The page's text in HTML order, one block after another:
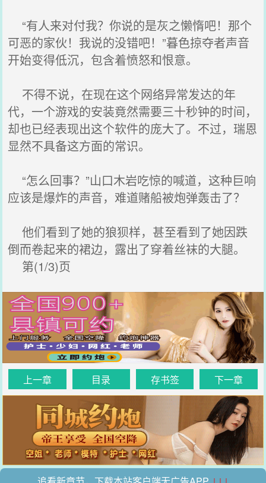
“有人来对付我？你说的是灰之懒惰吧！那个
可恶的家伙！我说的没错吧！”暮色掠夺者声音
开始变得低沉，包含着愤怒和恨意。
不得不说，在现在这个网络异常发达的年
代，一个游戏的安装竟然需要三十秒钟的时间，
却也已经表现出这个软件的庞大了。不过，瑞恩
显然不具备这方面的常识。
“怎么回事？”山口木岩吃惊的喊道，这种巨响
应该是爆炸的声音，难道赌船被炮弹轰击了？
他们看到了她的狼狈样，甚至看到了她因跌
倒而卷起来的裙边，露出了穿着丝袜的大腿。
第(1/3)页
上一章 目录 存书签 下一章
↓↓↓